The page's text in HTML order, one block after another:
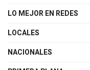
LO MEJOR EN REDES
LOCALES
NACIONALES